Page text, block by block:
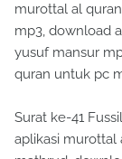
murottal al
mp3, download
yusuf mansur
quran untuk pc
Surat ke-41
aplikasi